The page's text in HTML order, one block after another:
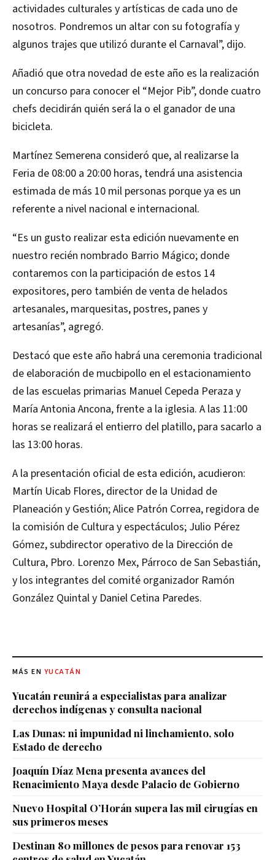
actividades culturales y artísticas de cada uno de
nosotros. Pondremos un altar con su fotografía y
algunos trajes que utilizó durante el Carnaval”, dijo.
Añadió que otra novedad de este año es la realización
un concurso para conocer el “Mejor Pib”, donde cuatro
chefs decidirán quién será la o el ganador de una
bicicleta.
Martínez Semerena consideró que, al realizarse la
Feria de 08:00 a 20:00 horas, tendrá una asistencia
estimada de más 10 mil personas porque ya es un
referente a nivel nacional e internacional.
“Es un gusto realizar esta edición nuevamente en
nuestro recién nombrado Barrio Mágico; donde
contaremos con la participación de estos 14
expositores, pero también de venta de helados
artesanales, marquesitas, postres, panes y
artesanías”, agregó.
Destacó que este año habrá una ceremonia tradicional
de elaboración de mucbipollo en el estacionamiento
de las escuelas primarias Manuel Cepeda Peraza y
María Antonia Ancona, frente a la iglesia. A las 11:00
horas se realizará el entierro del platillo, para sacarlo a
las 13:00 horas.
A la presentación oficial de esta edición, acudieron:
Martín Uicab Flores, director de la Unidad de
Planeación y Gestión; Alice Patrón Correa, regidora de
la comisión de Cultura y espectáculos; Julio Pérez
Gómez, subdirector operativo de la Dirección de
Cultura, Pbro. Lorenzo Mex, Párroco de San Sebastián,
y los integrantes del comité organizador Ramón
González Quintal y Daniel Cetina Paredes.
MÁS EN YUCATÁN
Yucatán reunirá a especialistas para analizar
derechos indígenas y consulta nacional
Las Dunas: ni impunidad ni linchamiento, solo
Estado de derecho
Joaquín Díaz Mena presenta avances del
Renacimiento Maya desde Palacio de Gobierno
Nuevo Hospital O’Horán supera las mil cirugías en
sus primeros meses
Destinan 80 millones de pesos para renovar 153